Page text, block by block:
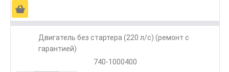
Ä
Двигатель без стартера (220 л/с) (ремонт с
гарантией)
740-1000400